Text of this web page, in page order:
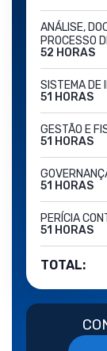
ANÁLISE,
PROCESSO
52 HORAS
SISTEMA DE
51 HORAS
GESTÃO E
51 HORAS
51 HORAS
PERÍCIA
51 HORAS
TOTAL: